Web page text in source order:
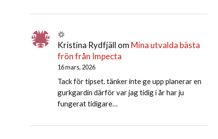
Kristina Rydfjäll om Mina utvalda bästa
frön från Impecta
16 mars, 2026
Tack för tipset. tänker inte ge upp planerar en
gurkgardin därför var jag tidig i år har ju
fungerat tidigare…